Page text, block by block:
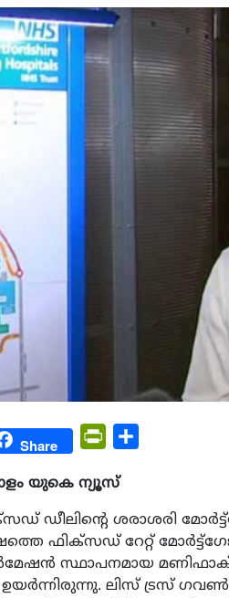
Share PrintFriendly
യുകെ ന്യൂസ്
ഡീലിന്റെ ശരാശരി
ഫിക്സഡ് റേറ്റ്
സ്ഥാപനമായ
ലിസ് ട്രസ്